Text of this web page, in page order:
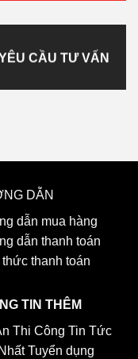
CẦU TƯ VẤN
DẪN
dẫn mua hàng
dẫn thanh toán
thức thanh toán
TIN THÊM
Thi Công Tin Tức
Tuyển dụng